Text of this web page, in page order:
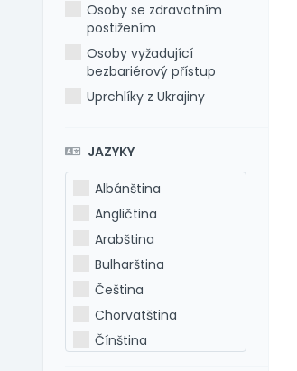
Osoby se zdravotním
postižením
Osoby vyžadující
bezbariérový přístup
Uprchlíky z Ukrajiny
JAZYKY
Albánština
Angličtina
Arabština
Bulharština
Čeština
Chorvatština
Čínština